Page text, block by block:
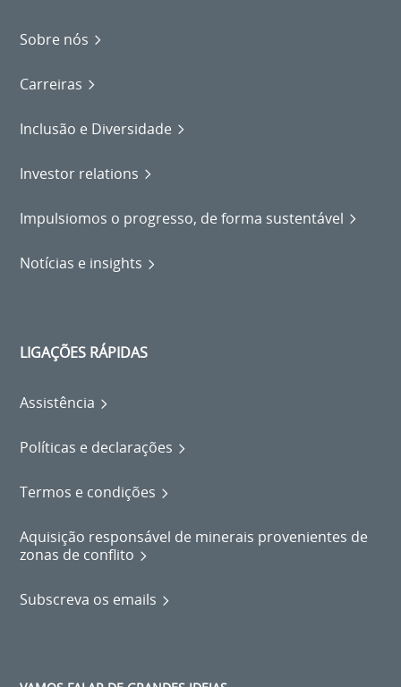
Sobre nós
Carreiras
Inclusão e Diversidade
Investor relations
Impulsiomos o progresso, de forma sustentável
Notícias e insights
LIGAÇÕES RÁPIDAS
Assistência
Políticas e declarações
Termos e condições
Aquisição responsável de minerais provenientes de
zonas de conflito
Subscreva os emails